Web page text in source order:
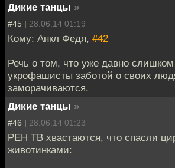
Дикие танцы »
#45 | 28.06.14 01:19
Кому: Анкл Федя, #42
Речь о том, что уже давно слишком
укрофашисты заботой о своих
заморачиваются.
Дикие танцы »
#46 | 28.06.14 01:23
РЕН ТВ хвастаются, что спасли
животинками: